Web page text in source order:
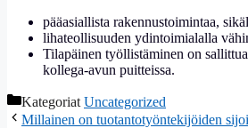
pääasiallista rakennustoimintaa,
lihateollisuuden ydintoimialalla
Tilapäinen työllistäminen on
kollega-avun puitteissa.
Kategoriat Uncategorized
Millainen on tuotantotyöntekijöiden